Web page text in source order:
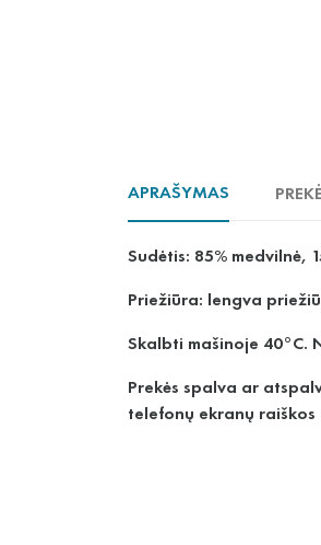
APRAŠYMAS
Sudėtis: 85% medvilnė,
Priežiūra: lengva
Skalbti mašinoje 40°C.
Prekės spalva ar
telefonų ekranų raiškos